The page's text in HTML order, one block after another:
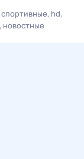
спортивные hd
новостные